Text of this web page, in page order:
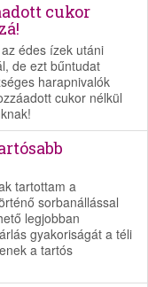
cukor
édes ízek utáni
de ezt bűntudat
harapnivalók
cukor nélkül
tartottam a
sorbanállással
legjobban
gyakoriságát a téli
a tartós